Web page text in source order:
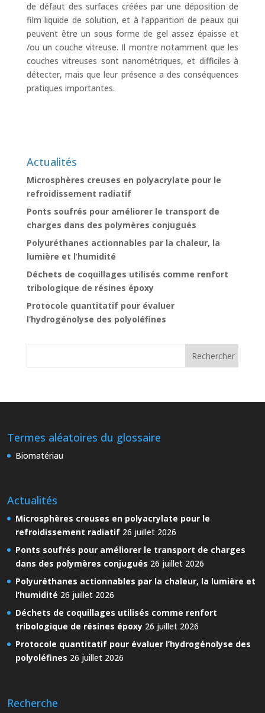
de défaut des surfaces créées par une déposition de
film liquide de solution, et à l’apparition de peaux qui
peuvent être un sous forme de gel assez épaisse et
/ou un couche vitreuse. Il montre notamment que les
couches vitreuses sont nanométriques, et difficiles à
détecter, mais que leur présence a des conséquences
pratiques importantes.
Actualités
Microsphères creuses en polyacrylate pour le
refroidissement radiatif
Ponts soufrés pour améliorer le transport de
charges dans des polymères conjugués
Polyuréthanes actionnables par la chaleur, la
lumière et l’humidité
Déchets de coquillages utilisés comme renfort
tribologique de résines époxy
Protocole quantitatif pour évaluer
l’hydrogénolyse des polyoléfines
Termes aléatoires du glossaire
Biomatériau
Actualités
Microsphères creuses en polyacrylate pour le
refroidissement radiatif 26 juillet 2026
Ponts soufrés pour améliorer le transport de charges
dans des polymères conjugués 26 juillet 2026
Polyuréthanes actionnables par la chaleur, la lumière et
l’humidité 26 juillet 2026
Déchets de coquillages utilisés comme renfort
tribologique de résines époxy 26 juillet 2026
Protocole quantitatif pour évaluer l’hydrogénolyse des
polyoléfines 26 juillet 2026
Recherche